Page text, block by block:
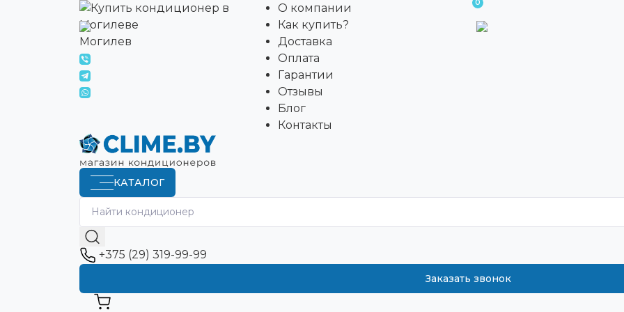
Могилев
О компании
Как купить?
Доставка
Оплата
Гарантии
Отзывы
Блог
Контакты
КАТАЛОГ
+375 (29) 319-99-99
Заказать звонок
0